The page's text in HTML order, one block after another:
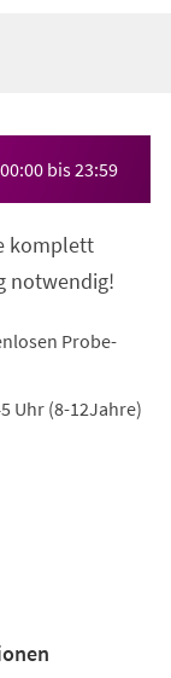
00:00 bis23:59
komplett
notwendig!
Probe-
Uhr (8-12Jahre)